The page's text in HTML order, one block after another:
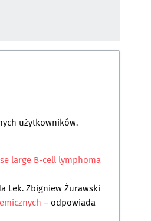
użytkowników.
large B-cell lymphoma
Lek. Zbigniew Żurawski
– odpowiada